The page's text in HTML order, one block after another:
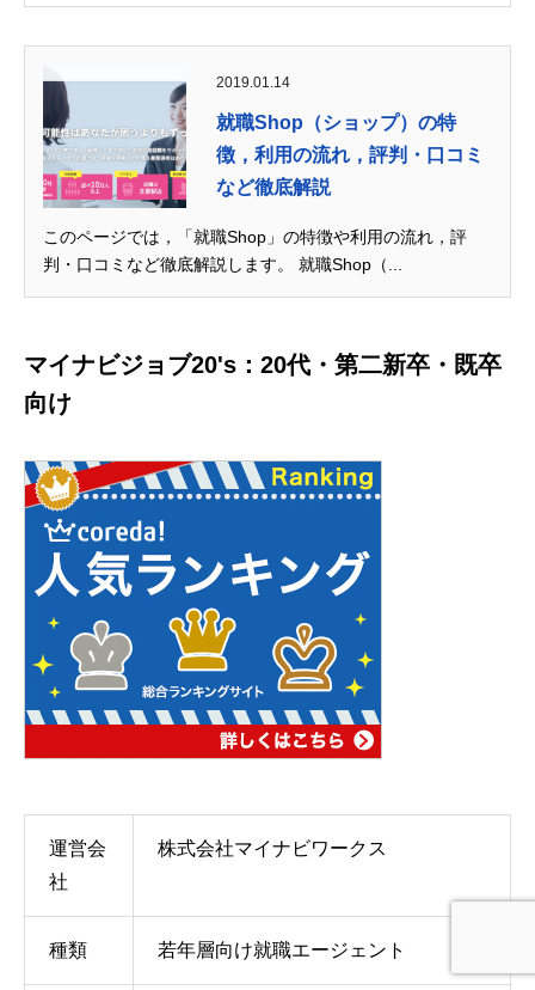
2019.01.14
就職Shop（ショップ）の特
徴，利用の流れ，評判・口コミ
など徹底解説
このページでは，「就職Shop」の特徴や利用の流れ，評
判・口コミなど徹底解説します。 就職Shop（...
マイナビジョブ20's：20代・第二新卒・既卒
向け
運営会
社
株式会社マイナビワークス
種類 若年層向け就職エージェント